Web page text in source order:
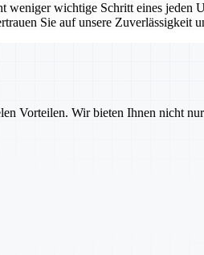
wichtige Schritt eines jeden
Sie auf unsere Zuverlässigkeit
Vorteilen. Wir bieten Ihnen nicht